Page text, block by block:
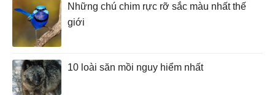
Những chú chim rực rỡ sắc màu nhất thế
giới
10 loài săn mồi nguy hiểm nhất